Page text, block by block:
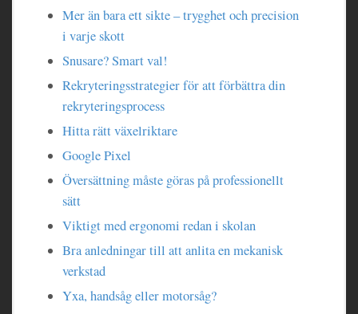
Mer än bara ett sikte – trygghet och precision
i varje skott
Snusare? Smart val!
Rekryteringsstrategier för att förbättra din
rekryteringsprocess
Hitta rätt växelriktare
Google Pixel
Översättning måste göras på professionellt
sätt
Viktigt med ergonomi redan i skolan
Bra anledningar till att anlita en mekanisk
verkstad
Yxa, handsåg eller motorsåg?